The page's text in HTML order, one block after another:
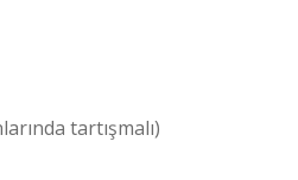
tartışmalı)